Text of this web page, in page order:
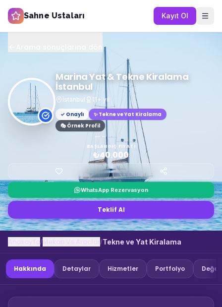
Sahne Ustaları Kayıt Ol
Marina Yat & Tekne Kiralama
İstanbul
İstanbul 11+ yıl
✓ Onaylı
✨ Tekne ve Yat Kiralama
🎭 Örnek Profil
BAŞLANGIÇ FIYATI
₺40.000
WhatsApp Rezervasyon
Teklif Al
/ /Tekne ve Yat Kiralama
Hakkında Detaylar Hizmetler Portfolyo